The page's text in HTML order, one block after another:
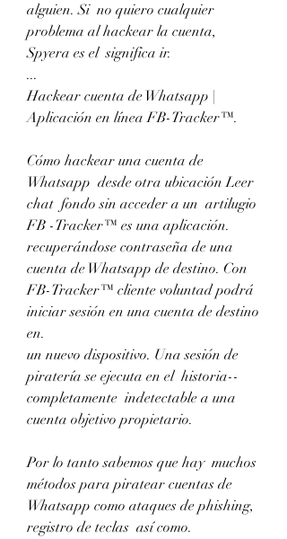
alguien. Si  no quiero cualquier
problema al hackear la cuenta,
Spyera es el  significa ir.
...
Hackear cuenta de Whatsapp |
Aplicación en línea FB-Tracker™.
Cómo hackear una cuenta de
Whatsapp  desde otra ubicación Leer
chat  fondo sin acceder a un  artilugio
FB -Tracker™ es una aplicación.
recuperándose contraseña de una
cuenta de Whatsapp de destino. Con
FB-Tracker™ cliente voluntad podrá
iniciar sesión en una cuenta de destino
en.
un nuevo dispositivo. Una sesión de
piratería se ejecuta en el  historia--
completamente  indetectable a una
cuenta objetivo propietario.
Por lo tanto sabemos que hay  muchos
métodos para piratear cuentas de
Whatsapp como ataques de phishing,
registro de teclas  así como.